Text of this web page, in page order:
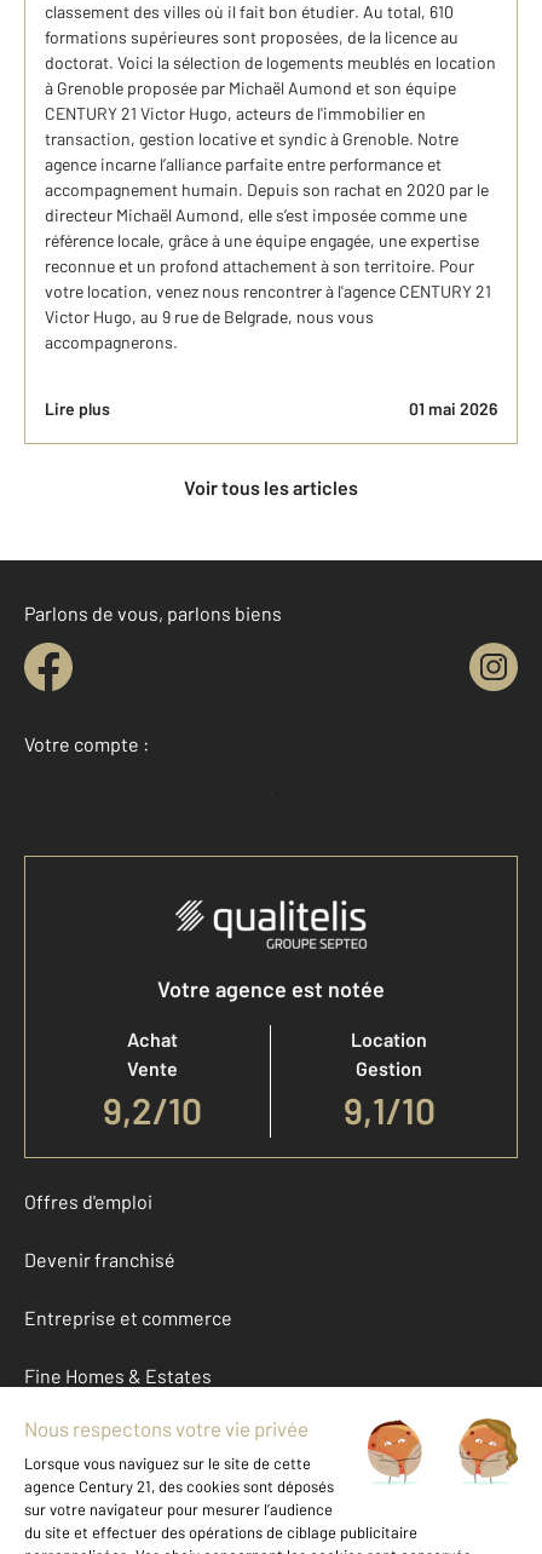
classement des villes où il fait bon étudier. Au total, 610
formations supérieures sont proposées, de la licence au
doctorat. Voici la sélection de logements meublés en location
à Grenoble proposée par Michaël Aumond et son équipe
CENTURY 21 Victor Hugo, acteurs de l'immobilier en
transaction, gestion locative et syndic à Grenoble. Notre
agence incarne l’alliance parfaite entre performance et
accompagnement humain. Depuis son rachat en 2020 par le
directeur Michaël Aumond, elle s’est imposée comme une
référence locale, grâce à une équipe engagée, une expertise
reconnue et un profond attachement à son territoire. Pour
votre location, venez nous rencontrer à l'agence CENTURY 21
Victor Hugo, au 9 rue de Belgrade, nous vous
accompagnerons.
Lire plus 01 mai 2026
Voir tous les articles
Parlons de vous, parlons biens
Votre compte :
Accéder à mon compte
Votre agence est notée
Achat
Vente
9,2/10
Location
Gestion
9,1/10
Offres d'emploi
Devenir franchisé
Entreprise et commerce
Fine Homes & Estates
À propos
International